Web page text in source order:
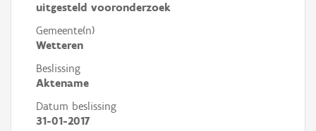
uitgesteld vooronderzoek
Gemeente(n)
Wetteren
Beslissing
Aktename
Datum beslissing
31-01-2017